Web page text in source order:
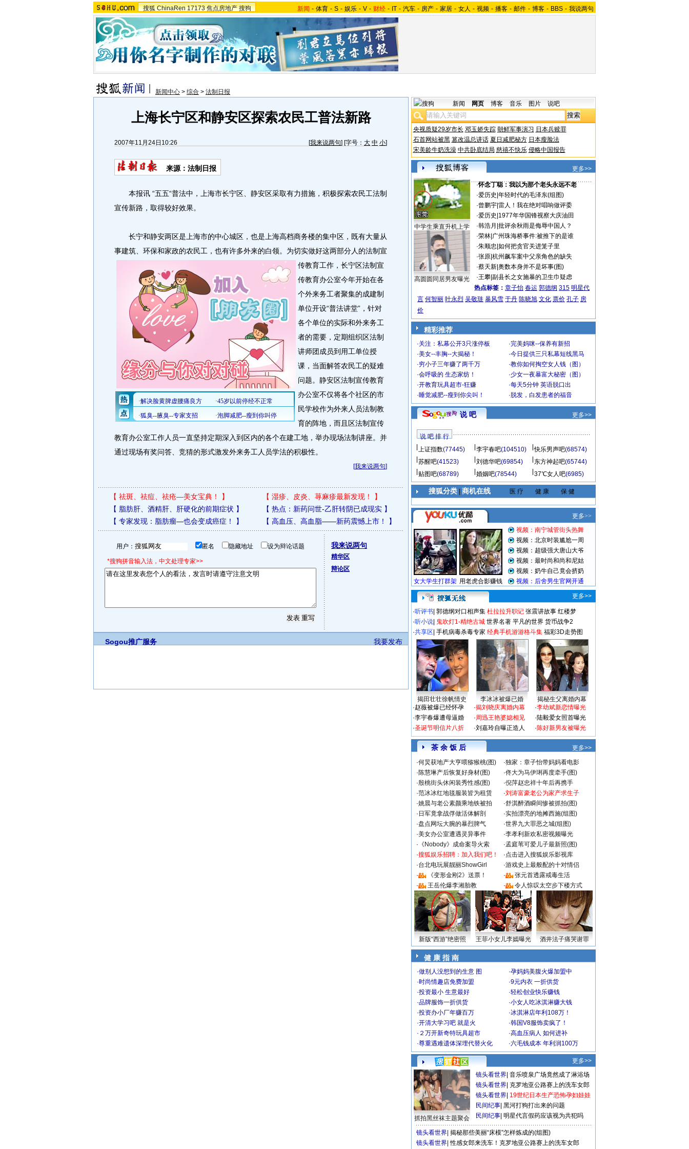
搜狐 ChinaRen 17173 焦点房地产 搜狗 新闻 - 体育 - S - 娱乐 - V - 财经 - IT - 汽车 - 房产 - 家居 - 女人 - 视频 - 播客 - 邮件 - 博客 - BBS - 我说两句
新闻中心 > 综合 > 法制日报
上海长宁区和静安区探索农民工普法新路
2007年11月24日10:26 [我来说两句] [字号： 大 中 小]
来源：法制日报
本报讯 “五五“普法中，上海市长宁区、静安区采取有力措施，积极探索农民工法制
宣传新路，取得较好效果。
长宁和静安两区是上海市的中心城区，也是上海高档商务楼的集中区，既有大量从
事建筑、环保和家政的农民工，也有许多外来的白领。 为切实做好这两部分人的法制宣
传教育工作，长宁区法制宣
传教育办公室今年开始在各
个外来务工者聚集的成建制
单位开设“普法讲堂”，针对
各个单位的实际和外来务工
者的需要，定期组织区法制
讲师团成员到用工单位授
课，当面解答农民工的疑难
问题。静安区法制宣传教育
办公室不仅将各个社区的市
民学校作为外来人员法制教
育的阵地，而且区法制宣传
教育办公室工作人员一直坚持定期深入到区内的各个在建工地，举办现场法制讲座。并
通过现场有奖问答、竞猜的形式激发外来务工人员学法的积极性。
[我来说两句]
【 祛斑、祛痘、祛疮—美女宝典！ 】 【 湿疹、皮炎、荨麻疹最新发现！
】
【 脂肪肝、酒精肝、肝硬化的前期症状 】 【 热点：新药问世-乙肝转阴已成现实】
【 专家发现：脂肪瘤—也会变成癌症！ 】 【 高血压、高血脂——新药震憾上市！ 】
用户： 匿名 隐藏地址 设为辩论话题
*搜狗拼音输入法，中文处理专家>>
我来说两句
精华区
辩论区
我要发布
Sogou推广服务
新闻 网页 博客 音乐 图片 说吧
央视质疑29岁市长 邓玉娇失踪 朝鲜军事演习 日本兵赎罪
石首网站被黑 篡改温总讲话 夏日减肥秘方 日本瘦脸法
宋美龄牛奶洗澡 中共卧底结局 慈禧不快乐 侵略中国报告
更多>>
中学生乘直升机上学
高圆圆同居男友曝光
·怀念丁聪：我以为那个老头永远不老
·爱历史 年轻时代的毛泽东(组图)
·曾鹏宇| 雷人！我在绝对唱响做评委
·爱历史 1977年华国锋视察大庆油田
·韩浩月 批评余秋雨是侮辱中国人？
·荣林| 广州珠海桥事件:被推下的是谁
·朱顺忠 如何把贪官关进笼子里
·张原| 杭州飙车案中父亲角色的缺失
·蔡天新| 奥数本身并不是坏事(图)
·王攀| 副县长之女施暴的卫生巾疑虑
热点标签： 章子怡 春运 郭德纲 315 明星代
言 何智丽 叶永烈 吴敬琏 暴风雪 于丹 陈晓旭 文化 票价 孔子 房
价
精彩推荐
·关注：私幕公开3只涨停板 ·完美妈咪--保养有新招
·美女--丰胸--大揭秘！ ·今日提供三只私幕短线黑马
·穷小子三年赚了两千万 ·教你如何掏空女人钱（图）
·会呼吸的 生态家纺！ ·少女一夜暴富大秘密（图）
·开教育玩具超市-狂赚 ·每天5分钟 英语脱口出
·睡觉减肥--瘦到你尖叫！ · 脱发，白发患者的福音
说 吧 更多>>
说 吧 排 行
上证指数(77445) 李宇春吧(104510) 快乐男声吧(68574)
苏醒吧(41523) 刘德华吧(69854) 东方神起吧(65744)
贴图吧(68789) 婚姻吧(78544) 37℃女人吧(6985)
搜狐分类| 商机在线 医 疗 健 康 保 健
更多>>
·听评书 郭德纲对口相声集 杜拉拉升职记 张震讲故事 红楼梦
·听小说 鬼吹灯1-精绝古城 世界名著 平凡的世界 货币战争2
·共享区 手机病毒杀毒专家 经典手机游游格斗集 福彩3D走势图
揭田壮壮徐帆情史 李冰冰被爆已婚
揭秘生父离婚内幕
·赵薇被爆已经怀孕
·李宇春爆遭母逼婚
·圣诞节明信片八折
·揭刘晓庆离婚内幕
·周迅王艳婆媳相见
·刘嘉玲自曝正造人
·李幼斌新恋情曝光
·陆毅爱女照首曝光
·陈好新男友被曝光
茶 余 饭 后
更多>>
·何炅获地产大亨喂猕猴桃(图) ·独家：章子怡带妈妈看电影
·陈慧琳产后恢复好身材(图) ·佟大为马伊琍再度牵手(图)
·殷桃街头休闲装秀性感(图) ·倪萍赵忠祥十年后再携手
·范冰冰红地毯服装皆为租赁 ·刘涛富豪老公为家产求生子
·姚晨与老公素颜乘地铁被拍 ·舒淇醉酒瞬间惨被抓拍(图)
· 日军竟拿战俘做活体解剖 ·实拍漂亮的地摊西施(组图)
·盘点网坛大腕的暴烈脾气 ·世界九大罪恶之城(组图)
·美女办公室遭遇灵异事件 ·李孝利新欢私密视频曝光
· 《Nobody》成命案导火索 ·孟庭苇可爱儿子最新照(图)
·搜狐娱乐招聘：加入我们吧！ ·点击进入搜狐娱乐影视库
·台北电玩展靓丽ShowGirl ·游戏史上最般配的十对情侣
·
《变形金刚2》送票！ ·
张元首透露戒毒生活
·
王岳伦爆李湘胎教 · 令人惊叹太空步下楼方式
新版“西游”绝密照 王菲小女儿李嫣曝光 酒井法子痛哭谢罪
健 康 指 南
·做别人没想到的生意 图 ·孕妈妈美腹火爆加盟中
·时尚情趣店免费加盟 ·9元内衣 一折供货
·投资最小 生意最好 ·轻松创业快乐赚钱
·品牌服饰一折供货 ·小女人吃冰淇淋赚大钱
·投资办小厂年赚百万 ·冰淇淋店年利108万！
·开清大学习吧 就是火 ·韩国V8服饰卖疯了！
· ２万开新奇特玩具超市 ·高血压病人 如何进补
·尊重遇难遗体深埋代替火化 ·六毛钱成本 年利润100万
更多>>
抓拍黑丝袜主题聚会
镜头看世界 音乐喷泉广场竟然成了淋浴场
镜头看世界 克罗地亚公路赛上的洗车女郎
镜头看世界 19世纪日本生产恐怖孕妇娃娃
民间纪事 黑河打狗打出来的问题
民间纪事 明星代言假药应该视为共犯吗
镜头看世界 揭秘那些美丽“床模”怎样炼成的(组图)
镜头看世界 性感女郎来洗车！克罗地亚公路赛上的洗车女郎